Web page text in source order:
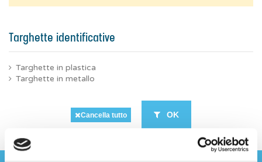
Targhette identificative
Targhette in plastica
Targhette in metallo
Cancella tutto OK